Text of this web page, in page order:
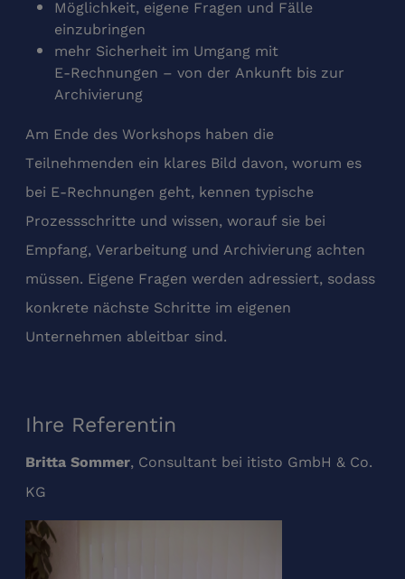
Möglichkeit, eigene Fragen und Fälle
einzubringen
mehr Sicherheit im Umgang mit
E‑Rechnungen – von der Ankunft bis zur
Archivierung
Am Ende des Workshops haben die
Teilnehmenden ein klares Bild davon, worum es
bei E‑Rechnungen geht, kennen typische
Prozessschritte und wissen, worauf sie bei
Empfang, Verarbeitung und Archivierung achten
müssen. Eigene Fragen werden adressiert, sodass
konkrete nächste Schritte im eigenen
Unternehmen ableitbar sind.
Ihre Referentin
Britta Sommer, Consultant bei itisto GmbH & Co.
KG